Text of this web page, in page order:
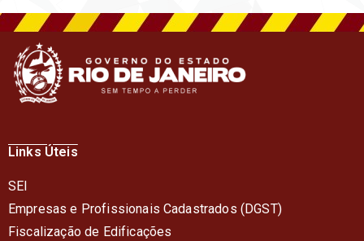
Links Úteis
SEI
Empresas e Profissionais Cadastrados (DGST)
Fiscalização de Edificações